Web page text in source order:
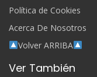
Política de Cookies
Acerca De Nosotros
Volver ARRIBA
Ver También